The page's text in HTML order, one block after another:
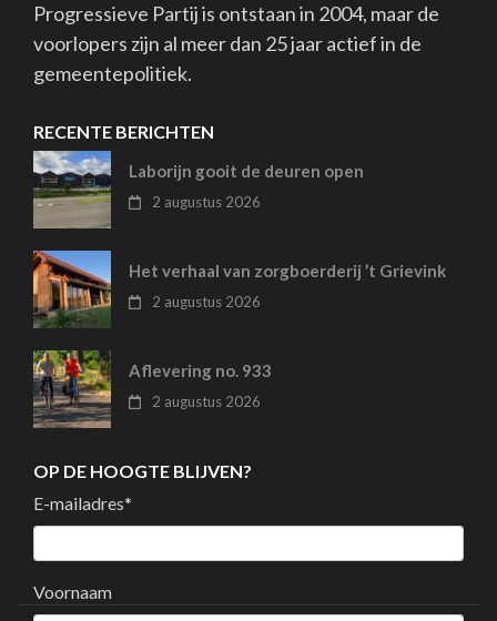
Progressieve Partij is ontstaan in 2004, maar de
voorlopers zijn al meer dan 25 jaar actief in de
gemeentepolitiek.
RECENTE BERICHTEN
Laborijn gooit de deuren open
2 augustus 2026
Het verhaal van zorgboerderij ’t Grievink
2 augustus 2026
Aflevering no. 933
2 augustus 2026
OP DE HOOGTE BLIJVEN?
E-mailadres*
Voornaam